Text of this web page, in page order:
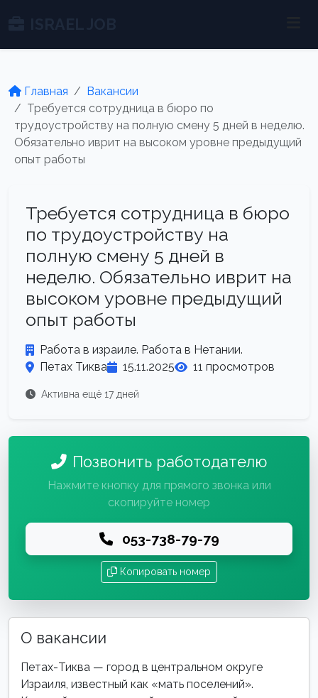
Главная
Вакансии
Требуется сотрудница в бюро по
трудоустройству на полную смену 5 дней в неделю.
Обязательно иврит на высоком уровне предыдущий
опыт работы
Требуется сотрудница в бюро
по трудоустройству на
полную смену 5 дней в
неделю. Обязательно иврит на
высоком уровне предыдущий
опыт работы
Работа в израиле. Работа в Нетании.
Петах Тиква
15.11.2025 11 просмотров
Активна ещё 17 дней
Позвонить работодателю
Нажмите кнопку для прямого звонка или
скопируйте номер
053-738-79-79
Копировать номер
О вакансии
Петах-Тиква — город в центральном округе
Израиля, известный как «мать поселений».